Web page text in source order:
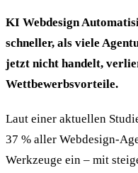
KI Webdesign
schneller, als viele
jetzt nicht handelt,
Wettbewerbsvorteile.
Laut einer aktuellen
37 % aller Webdesign-
Werkzeuge ein – mit